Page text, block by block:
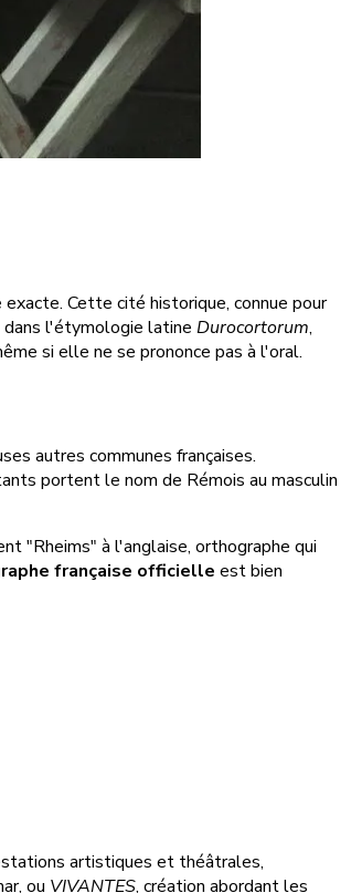
Cette cité historique, connue pour
l'étymologie latine Durocortorum,
si elle ne se prononce pas à l'oral.
autres communes françaises.
portent le nom de Rémois au masculin
"Rheims" à l'anglaise, orthographe qui
française officielle est bien
artistiques et théâtrales,
ou VIVANTES, création abordant les